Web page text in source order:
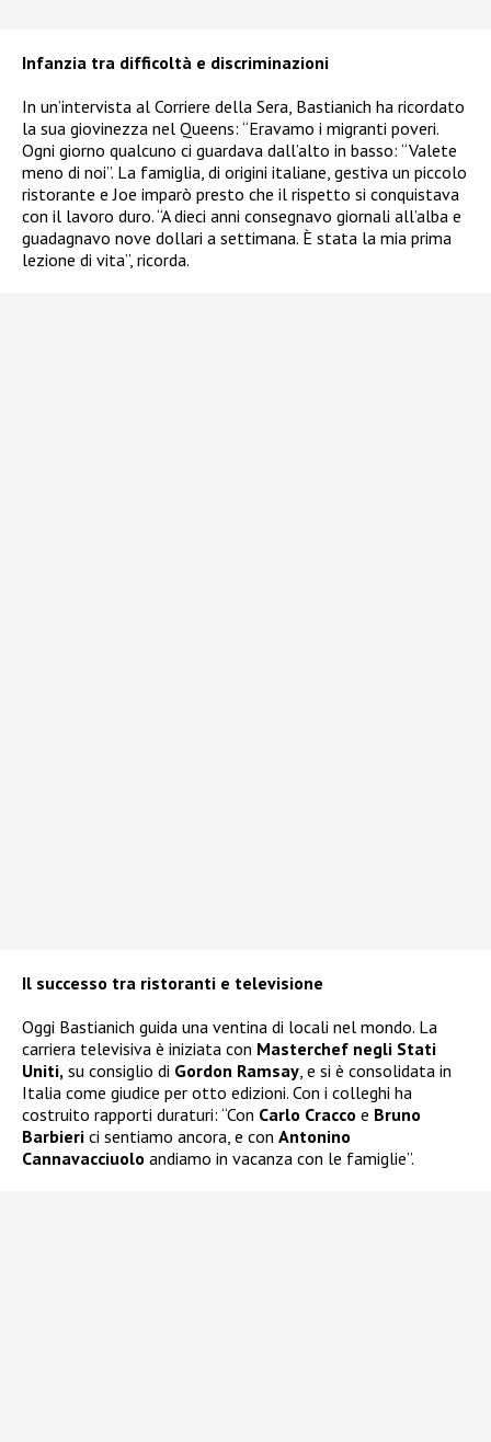
Infanzia tra difficoltà e discriminazioni
In un’intervista al Corriere della Sera, Bastianich ha ricordato
la sua giovinezza nel Queens: “Eravamo i migranti poveri.
Ogni giorno qualcuno ci guardava dall’alto in basso: “Valete
meno di noi”. La famiglia, di origini italiane, gestiva un piccolo
ristorante e Joe imparò presto che il rispetto si conquistava
con il lavoro duro. “A dieci anni consegnavo giornali all’alba e
guadagnavo nove dollari a settimana. È stata la mia prima
lezione di vita”, ricorda.
Il successo tra ristoranti e televisione
Oggi Bastianich guida una ventina di locali nel mondo. La
carriera televisiva è iniziata con Masterchef negli Stati
Uniti, su consiglio di Gordon Ramsay, e si è consolidata in
Italia come giudice per otto edizioni. Con i colleghi ha
costruito rapporti duraturi: “Con Carlo Cracco e Bruno
Barbieri ci sentiamo ancora, e con Antonino
Cannavacciuolo andiamo in vacanza con le famiglie”.